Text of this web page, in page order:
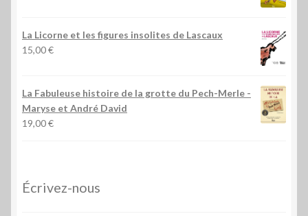
La Licorne et les figures insolites de Lascaux
15,00€
La Fabuleuse histoire de la grotte du Pech-Merle -
Maryse et André David
19,00€
Écrivez-nous